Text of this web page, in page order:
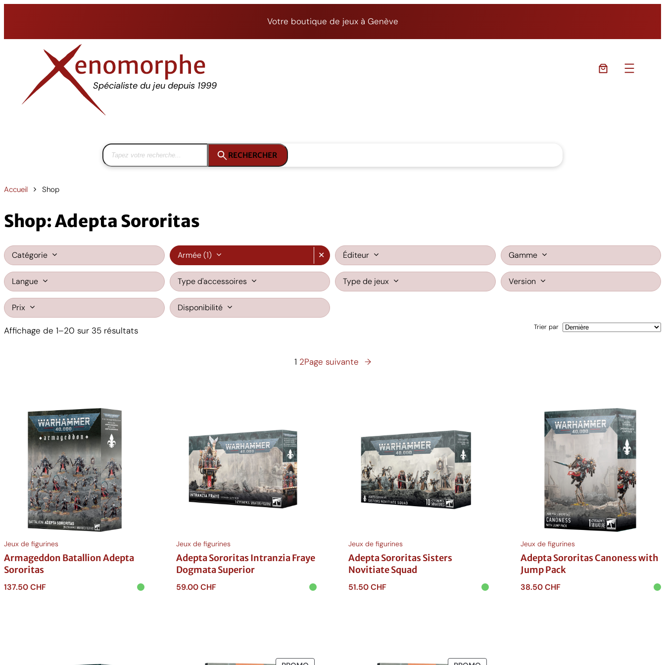
Votre boutique de jeux à Genève
Spécialiste du jeu depuis 1999
RECHERCHER
Accueil Shop
Shop: Adepta Sororitas
Catégorie Armée(1) ✕ Éditeur Gamme
Langue Type d'accessoires Type de jeux Version
Prix Disponibilité
Affichage de 1–20 sur 35 résultatsTrié
Trier par
1 2Page suivante →
Jeux de figurines
Armageddon Batallion Adepta
Sororitas
137.50CHF
Jeux de figurines
Adepta Sororitas Intranzia Fraye
Dogmata Superior
59.00CHF
Jeux de figurines
Adepta Sororitas Sisters
Novitiate Squad
51.50CHF
Jeux de figurines
Adepta Sororitas Canoness with
Jump Pack
38.50CHF